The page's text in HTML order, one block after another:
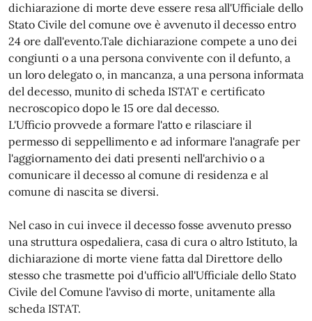
dichiarazione di morte deve essere resa all'Ufficiale dello
Stato Civile del comune ove è avvenuto il decesso entro
24 ore dall'evento.Tale dichiarazione compete a uno dei
congiunti o a una persona convivente con il defunto, a
un loro delegato o, in mancanza, a una persona informata
del decesso, munito di scheda ISTAT e certificato
necroscopico dopo le 15 ore dal decesso.
L'Ufficio provvede a formare l'atto e rilasciare il
permesso di seppellimento e ad informare l'anagrafe per
l'aggiornamento dei dati presenti nell'archivio o a
comunicare il decesso al comune di residenza e al
comune di nascita se diversi.
Nel caso in cui invece il decesso fosse avvenuto presso
una struttura ospedaliera, casa di cura o altro Istituto, la
dichiarazione di morte viene fatta dal Direttore dello
stesso che trasmette poi d'ufficio all'Ufficiale dello Stato
Civile del Comune l'avviso di morte, unitamente alla
scheda ISTAT.